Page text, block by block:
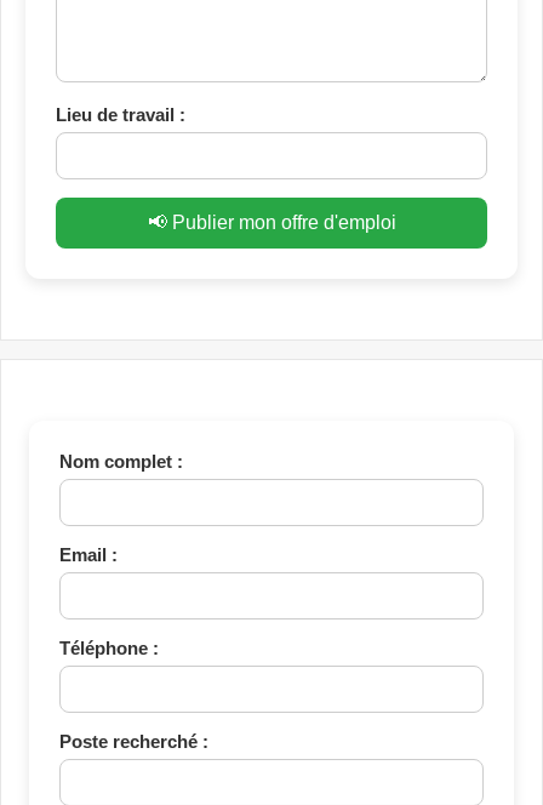
Lieu de travail :
📢 Publier mon offre d'emploi
Nom complet :
Email :
Téléphone :
Poste recherché :